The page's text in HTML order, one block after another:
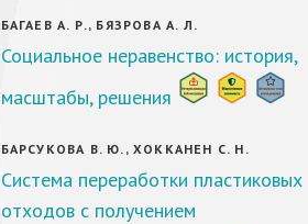
БАГАЕВ А. Р., БЯЗРОВА А. Л.
Социальное неравенство: история,
масштабы, решения
БАРСУКОВА В. Ю., ХОККАНЕН С. Н.
Система переработки пластиковых
отходов с получением